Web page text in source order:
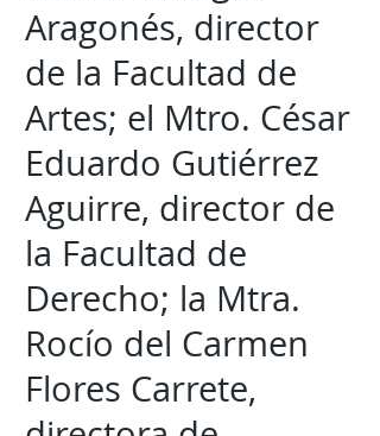
Aragonés, director
de la Facultad de
Artes; el Mtro. César
Eduardo Gutiérrez
Aguirre, director de
la Facultad de
Derecho; la Mtra.
Rocío del Carmen
Flores Carrete,